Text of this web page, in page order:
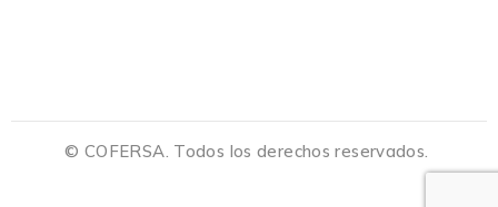
© COFERSA. Todos los derechos reservados.